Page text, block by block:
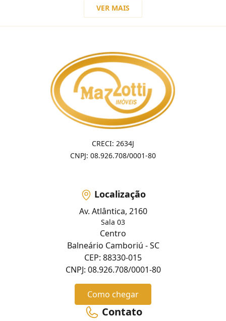
VER MAIS
CRECI: 2634J
CNPJ: 08.926.708/0001-80
Localização
Av. Atlântica, 2160
Sala 03
Centro
Balneário Camboriú - SC
CEP: 88330-015
CNPJ: 08.926.708/0001-80
Como chegar
Contato